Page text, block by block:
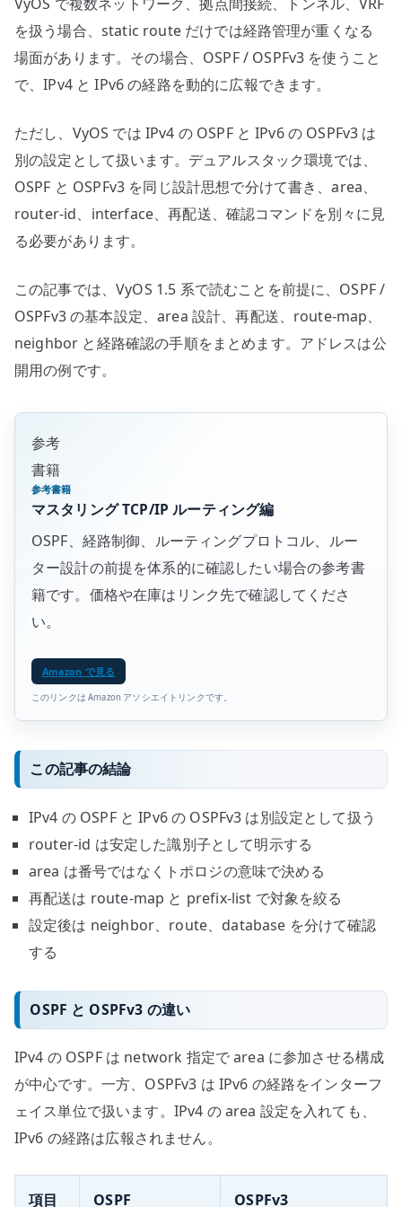
設
計
す
る
を扱う場合、static route だけでは経路管理が重くなる
場面があります。その場合、OSPF / OSPFv3 を使うこと
で、IPv4 と IPv6 の経路を動的に広報できます。
ただし、VyOS では IPv4 の OSPF と IPv6 の OSPFv3 は
別の設定として扱います。デュアルスタック環境では、
OSPF と OSPFv3 を同じ設計思想で分けて書き、area、
router-id、interface、再配送、確認コマンドを別々に見
る必要があります。
この記事では、VyOS 1.5 系で読むことを前提に、OSPF /
OSPFv3 の基本設定、area 設計、再配送、route-map、
neighbor と経路確認の手順をまとめます。アドレスは公
開用の例です。
参考
書籍
参考書籍
マスタリング TCP/IP ルーティング編
OSPF、経路制御、ルーティングプロトコル、ルー
ター設計の前提を体系的に確認したい場合の参考書
籍です。価格や在庫はリンク先で確認してくださ
い。
Amazon で見る
このリンクは Amazon アソシエイトリンクです。
この記事の結論
IPv4 の OSPF と IPv6 の OSPFv3 は別設定として扱う
router-id は安定した識別子として明示する
area は番号ではなくトポロジの意味で決める
再配送は route-map と prefix-list で対象を絞る
設定後は neighbor、route、database を分けて確認
する
OSPF と OSPFv3 の違い
IPv4 の OSPF は network 指定で area に参加させる構成
が中心です。一方、OSPFv3 は IPv6 の経路をインターフ
ェイス単位で扱います。IPv4 の area 設定を入れても、
IPv6 の経路は広報されません。
項目 OSPF OSPFv3